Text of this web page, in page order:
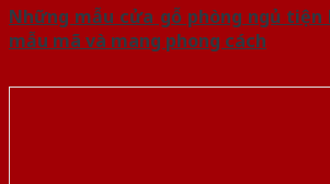
Những mẫu cửa gỗ phòng ngủ tiện
mẫu mã và mang phong cách